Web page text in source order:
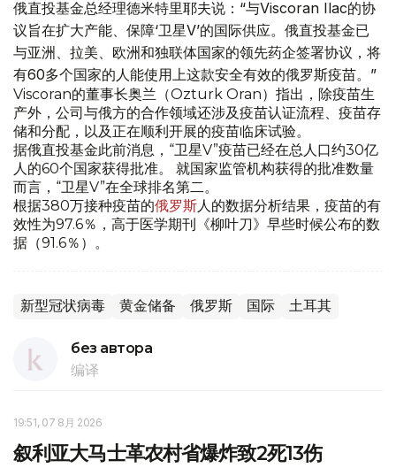
俄直投基金总经理德米特里耶夫说：“与Viscoran Ilac的协
议旨在扩大产能、保障‘卫星V’的国际供应。俄直投基金已
与亚洲、拉美、欧洲和独联体国家的领先药企签署协议，将
有60多个国家的人能使用上这款安全有效的俄罗斯疫苗。”
Viscoran的董事长奥兰（Ozturk Oran）指出，除疫苗生
产外，公司与俄方的合作领域还涉及疫苗认证流程、疫苗存
储和分配，以及正在顺利开展的疫苗临床试验。
据俄直投基金此前消息，“卫星V”疫苗已经在总人口约30亿
人的60个国家获得批准。 就国家监管机构获得的批准数量
而言，“卫星V”在全球排名第二。
根据380万接种疫苗的俄罗斯人的数据分析结果，疫苗的有
效性为97.6％，高于医学期刊《柳叶刀》早些时候公布的数
据（91.6％）。
新型冠状病毒 黄金储备 俄罗斯 国际 土耳其
без автора
编译
19:51, 07 8月 2026
叙利亚大马士革农村省爆炸致2死13伤